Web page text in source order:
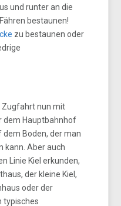
und runter an die
bestaunen!
zu bestaunen oder
Zugfahrt nun mit
dem Hauptbahnhof
dem Boden, der man
kann. Aber auch
Linie Kiel erkunden,
der kleine Kiel,
oder der
typisches